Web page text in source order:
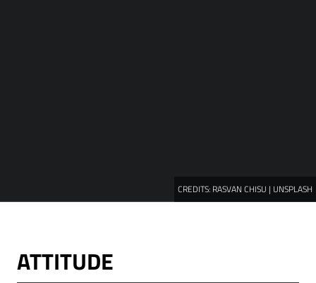
CREDITS: RASVAN CHISU | UNSPLASH
ATTITUDE